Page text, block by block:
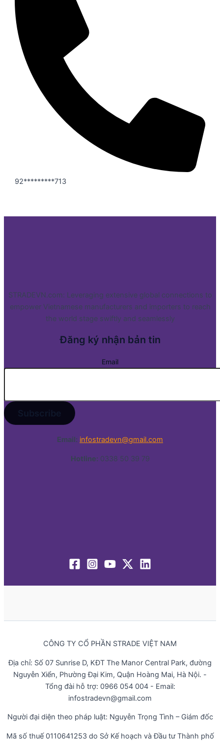
92*********713
STRADEVN.com: Leveraging extensive global connections to
empower Vietnamese manufacturers and importers to reach
the world stage swiftly and seamlessly
Đăng ký nhận bản tin
Email
Email: infostradevn@gmail.com
Hotline: 0338 50 39 79
CÔNG TY CỔ PHẦN STRADE VIỆT NAM
Địa chỉ: Số 07 Sunrise D, KĐT The Manor Central Park, đường
Nguyễn Xiển, Phường Đại Kim, Quận Hoàng Mai, Hà Nội. -
Tổng đài hỗ trợ: 0966 054 004 - Email:
infostradevn@gmail.com
Người đại diện theo pháp luật: Nguyễn Trọng Tình – Giám đốc
Mã số thuế 0110641253 do Sở Kế hoạch và Đầu tư Thành phố